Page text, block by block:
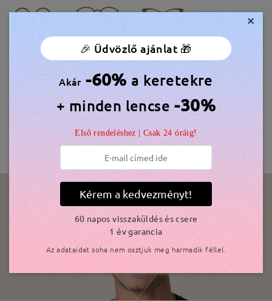
Kerek, ovális és macskaszemformák hozzáadnak
vonzó kontrasztot az erős arcvonásokhoz.
Vásárolj most
GYÖNGYÖS
×
🎉 Üdvözlő ajánlat 🎁
Akár -60% a keretekre
+ minden lencse -30%
Első rendeléshez | Csak 24 óráig!
Kérem a kedvezményt!
60 napos visszaküldés és csere
1 év garancia
Az adataidat soha nem osztjuk meg harmadik féllel.